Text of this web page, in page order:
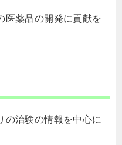
医薬品の開発に貢献を
の治験の情報を中心に